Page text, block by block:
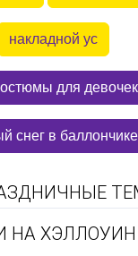
накладной ус
для девочек
снег в
НА ХЭЛЛОУИН